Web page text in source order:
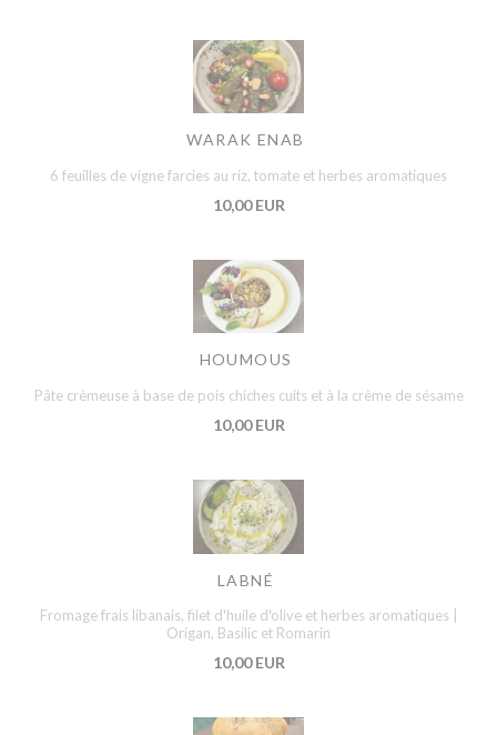
WARAK ENAB
6 feuilles de vigne farcies au riz, tomate et herbes aromatiques
10,00 EUR
HOUMOUS
Pâte crèmeuse à base de pois chiches cuits et à la crème de sésame
10,00 EUR
LABNÉ
Fromage frais libanais, filet d'huile d'olive et herbes aromatiques |
Origan, Basilic et Romarin
10,00 EUR